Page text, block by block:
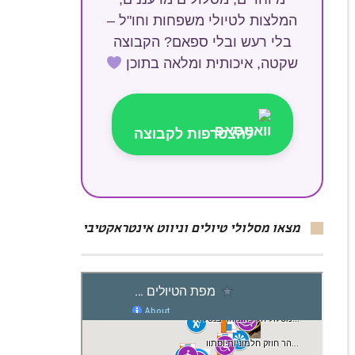
המלצות לטיולי משפחות וחו"ל –
בלי רעש ובלי ספאם? הקבוצה
שקטה, איכותית ומלאה בתוכן
להצטרפות לקבוצה
מצאו מסלולי טיולים וניווט אינטראקטיבי